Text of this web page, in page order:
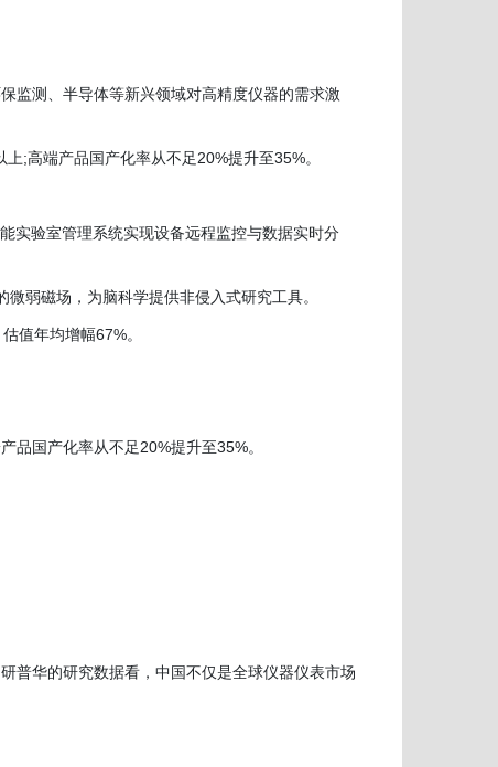
监测、半导体等新兴领域对高精度仪器的需求激
;高端产品国产化率从不足20%提升至35%。
实验室管理系统实现设备远程监控与数据实时分
弱磁场，为脑科学提供非侵入式研究工具。
值年均增幅67%。
品国产化率从不足20%提升至35%。
普华的研究数据看，中国不仅是全球仪器仪表市场